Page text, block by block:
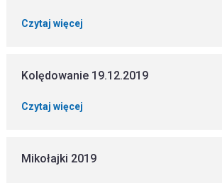
Czytaj więcej
Kolędowanie 19.12.2019
Czytaj więcej
Mikołajki 2019